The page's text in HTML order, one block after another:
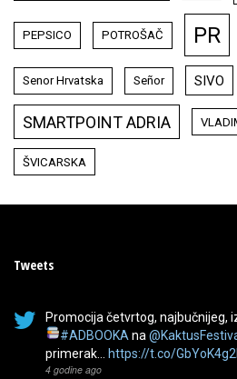
PEPSICO POTROŠAČ PR
Senor Hrvatska Señor SIVO
SMARTPOINT ADRIA
ŠVICARSKA
Tweets
Promocija četvrtog, najbučnijeg,
#ADBOOKA na
primerak…
https://t.co/
4 godine ago